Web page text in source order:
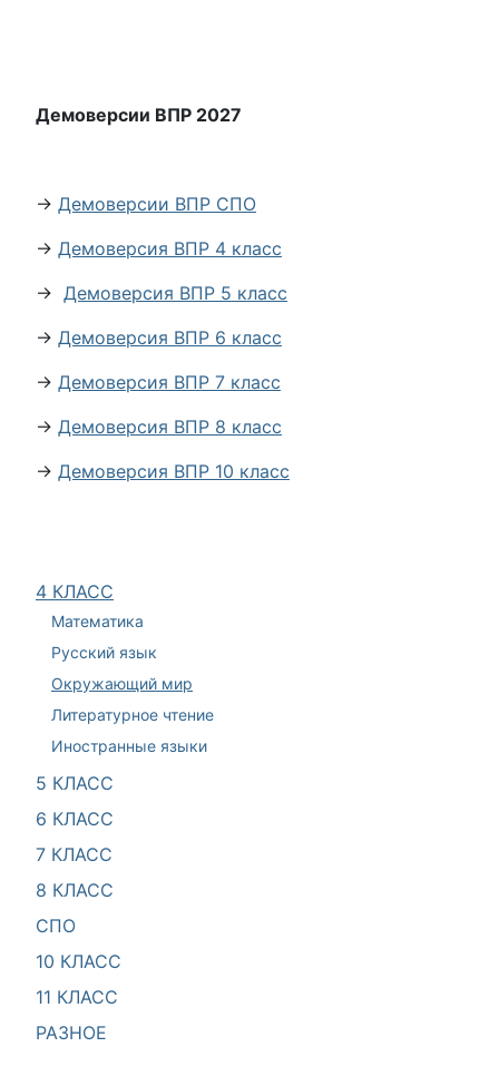
4 КЛАСС
Математика
Русский язык
Окружающий мир
Литературное чтение
Иностранные языки
5 КЛАСС
6 КЛАСС
7 КЛАСС
8 КЛАСС
СПО
10 КЛАСС
11 КЛАСС
РАЗНОЕ
Демоверсии ВПР 2027
→ Демоверсии ВПР СПО
→ Демоверсия ВПР 4 класс
→ Демоверсия ВПР 5 класс
→ Демоверсия ВПР 6 класс
→ Демоверсия ВПР 7 класс
→ Демоверсия ВПР 8 класс
→ Демоверсия ВПР 10 класс